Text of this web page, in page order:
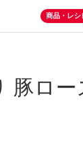
商品・レシ
豚ロー